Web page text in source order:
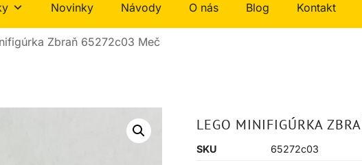
Novinky Návody O nás Blog Kontakt
Zbraň 65272c03 Meč
LEGO MINIFIGÚRKA
SKU
65272c03